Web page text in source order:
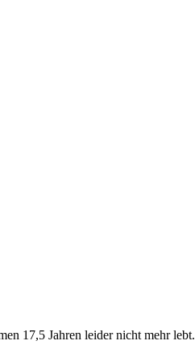
17,5 Jahren leider nicht mehr lebt.